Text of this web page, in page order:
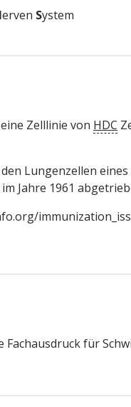
erven System
Zelllinie von HDC
Lungenzellen
Jahre 1961
Fachausdruck für